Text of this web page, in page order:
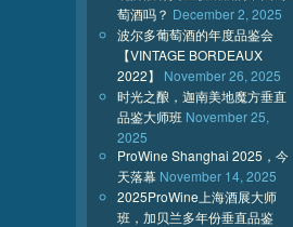
萄酒吗？ December 2, 2025
波尔多葡萄酒的年度品鉴会
【VINTAGE BORDEAUX
2022】
November 26, 2025
时光之酿，迦南美地魔方垂直
品鉴大师班 November 25,
2025
ProWine Shanghai 2025，今
天落幕 November 14, 2025
2025ProWine上海酒展大师
班，加贝兰多年份垂直品鉴